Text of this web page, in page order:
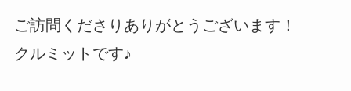
ご訪問くださりありがとうございます！
クルミットです♪